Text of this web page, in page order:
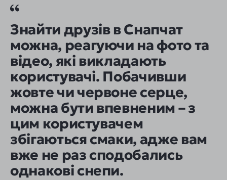
Знайти друзів в Снапчат
можна, реагуючи на фото та
відео, які викладають
користувачі. Побачивши
жовте чи червоне серце,
можна бути впевненим – з
цим користувачем
збігаються смаки, адже вам
вже не раз сподобались
однакові снепи.